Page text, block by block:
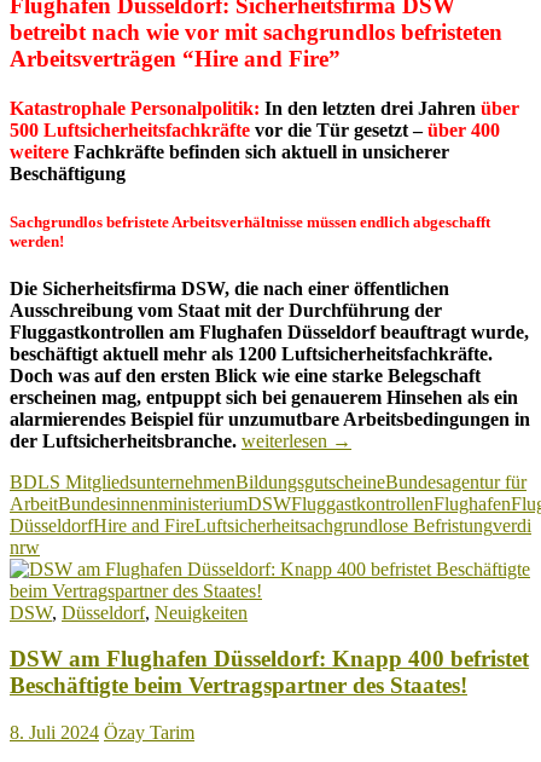
Flughafen Düsseldorf: Sicherheitsfirma DSW
betreibt nach wie vor mit sachgrundlos befristeten
Arbeitsverträgen “Hire and Fire”
Katastrophale Personalpolitik: In den letzten drei Jahren über
500 Luftsicherheitsfachkräfte vor die Tür gesetzt –über 400
weitere Fachkräfte befinden sich aktuell in unsicherer
Beschäftigung
Sachgrundlos befristete Arbeitsverhältnisse müssen endlich abgeschafft
werden!
Die Sicherheitsfirma DSW, die nach einer öffentlichen
Ausschreibung vom Staat mit der Durchführung der
Fluggastkontrollen am Flughafen Düsseldorf beauftragt wurde,
beschäftigt aktuell mehr als 1200 Luftsicherheitsfachkräfte.
Doch was auf den ersten Blick wie eine starke Belegschaft
erscheinen mag, entpuppt sich bei genauerem Hinsehen als ein
alarmierendes Beispiel für unzumutbare Arbeitsbedingungen in
der Luftsicherheitsbranche. Flughafen
„Hire
and
Fire“
DSW
als
Geschäftsmodell
weiter!
weiterlesen →
BDLS MitgliedsunternehmenBildungsgutscheineBundesagentur für
ArbeitBundesinnenministeriumDSWFluggastkontrollenFlughafen
DüsseldorfHire and FireLuftsicherheitsachgrundlose Befristungverdi
nrw
DSW, Düsseldorf, Neuigkeiten
DSW am Flughafen Düsseldorf: Knapp 400 befristet
Beschäftigte beim Vertragspartner des Staates!
8. Juli 2024 Özay Tarim